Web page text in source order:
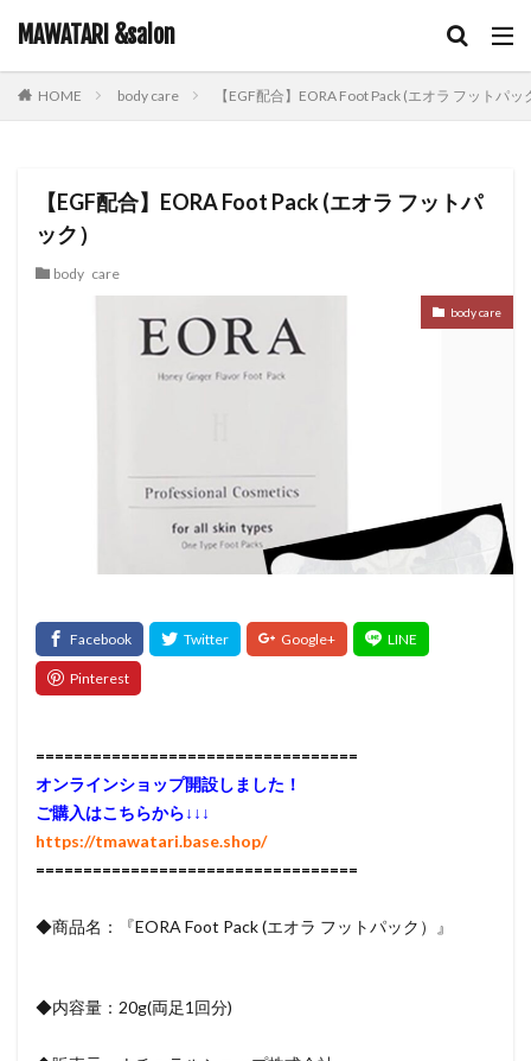
MAWATARI &salon
HOME body care 【EGF配合】EORA Foot Pack (エオラ フットパッ
【EGF配合】EORA Foot Pack (エオラ フットパ
ック）
body care
body care
==================================
オンラインショップ開設しました！
ご購入はこちらから↓↓↓
https://tmawatari.base.shop/
==================================
◆商品名：『EORA Foot Pack (エオラ フットパック）』
◆内容量：20g(両足1回分)
タグ
アニメ
アプリエカラー
イルミナカラー
オラプレックス
コテ巻き
ルビオナカラー
使ってみた！
営業日のお知らせ
髪質改善トリートメント
検索